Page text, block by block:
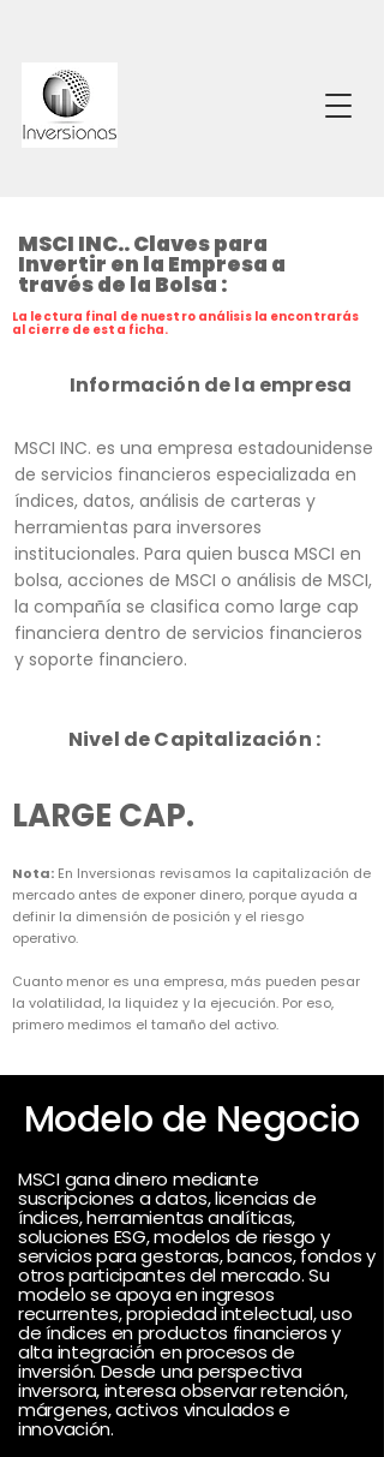
MSCI INC.. Claves para
Invertir en la Empresa a
través de la Bolsa :
La lectura final de nuestro análisis la encontrarás
al cierre de esta ficha.
Información de la empresa
MSCI INC. es una empresa estadounidense
de servicios financieros especializada en
índices, datos, análisis de carteras y
herramientas para inversores
institucionales. Para quien busca MSCI en
bolsa, acciones de MSCI o análisis de MSCI,
la compañía se clasifica como large cap
financiera dentro de servicios financieros
y soporte financiero.
Nivel de Capitalización :
LARGE CAP.
Nota: En Inversionas revisamos la capitalización de
mercado antes de exponer dinero, porque ayuda a
definir la dimensión de posición y el riesgo
operativo.
Cuanto menor es una empresa, más pueden pesar
la volatilidad, la liquidez y la ejecución. Por eso,
primero medimos el tamaño del activo.
Modelo de Negocio
MSCI gana dinero mediante
suscripciones a datos, licencias de
índices, herramientas analíticas,
soluciones ESG, modelos de riesgo y
servicios para gestoras, bancos, fondos y
otros participantes del mercado. Su
modelo se apoya en ingresos
recurrentes, propiedad intelectual, uso
de índices en productos financieros y
alta integración en procesos de
inversión. Desde una perspectiva
inversora, interesa observar retención,
márgenes, activos vinculados e
innovación.